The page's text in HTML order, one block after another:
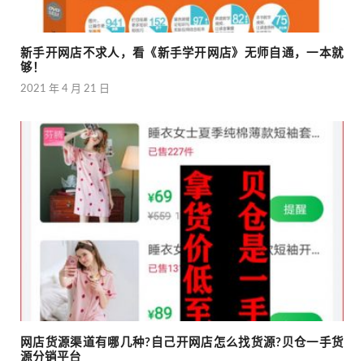
新手开网店不求人，看《新手学开网店》无师自通，一本就
够！
2021 年 4 月 21 日
网店货源渠道有哪几种?自己开网店怎么找货源?贝仓一手货
源分销平台